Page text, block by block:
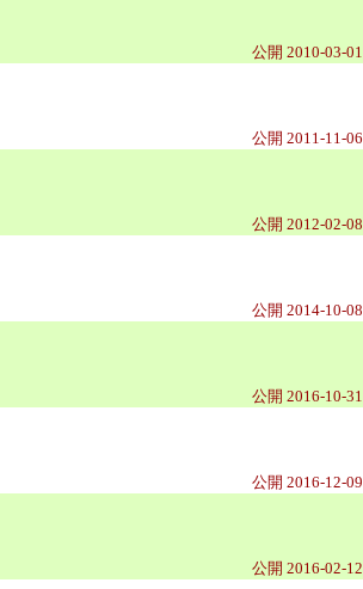
公開 2010-03-01
公開 2011-11-06
公開 2012-02-08
公開 2014-10-08
公開 2016-10-31
公開 2016-12-09
公開 2016-02-12